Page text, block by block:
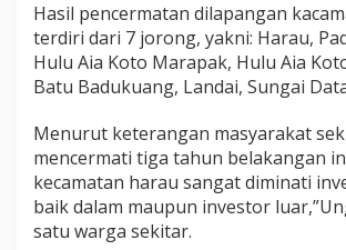
n
g
K
o
t
T
i
n
g
g
i
Hasil pencermatan dilapangan
terdiri dari 7 jorong, yakni: Harau,
Hulu Aia Koto Marapak, Hulu Aia
Batu Badukuang, Landai, Sungai
Menurut keterangan masyarakat
mencermati tiga tahun belakangan
kecamatan harau sangat diminati
baik dalam maupun investor
satu warga sekitar.